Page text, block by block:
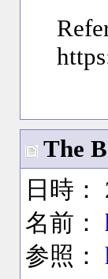
The
日時：
名前：
参照：